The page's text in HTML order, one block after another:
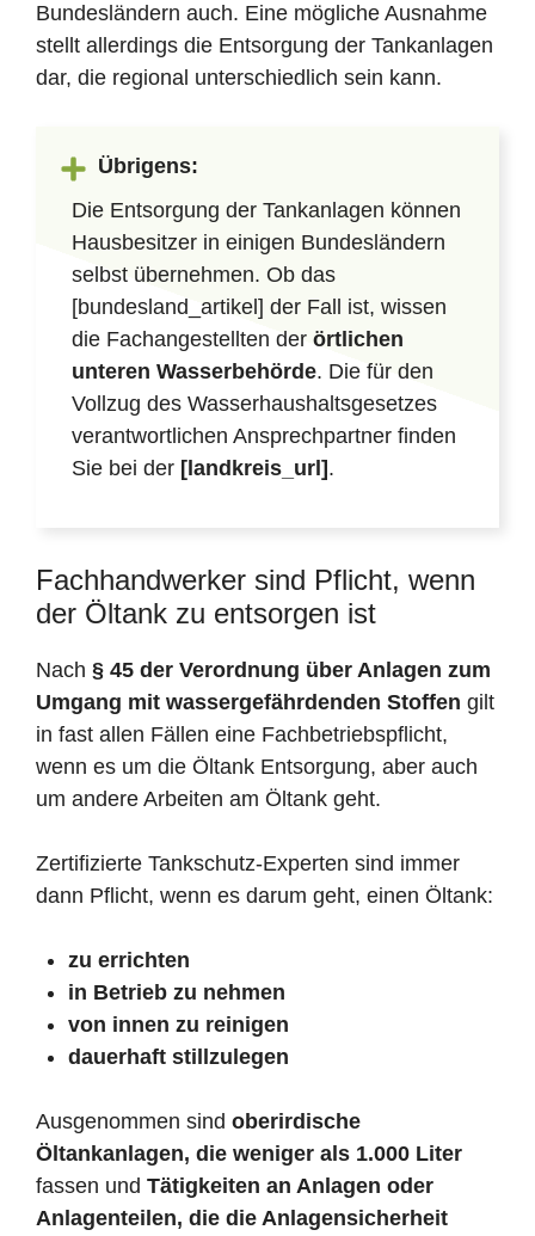
Bundesländern auch. Eine mögliche Ausnahme
stellt allerdings die Entsorgung der Tankanlagen
dar, die regional unterschiedlich sein kann.
Übrigens:
Die Entsorgung der Tankanlagen können
Hausbesitzer in einigen Bundesländern
selbst übernehmen. Ob das
[bundesland_artikel] der Fall ist, wissen
die Fachangestellten der örtlichen
unteren Wasserbehörde. Die für den
Vollzug des Wasserhaushaltsgesetzes
verantwortlichen Ansprechpartner finden
Sie bei der [landkreis_url] .
Fachhandwerker sind Pflicht, wenn
der Öltank zu entsorgen ist
Nach § 45 der Verordnung über Anlagen zum
Umgang mit wassergefährdenden Stoffen gilt
in fast allen Fällen eine Fachbetriebspflicht,
wenn es um die Öltank Entsorgung, aber auch
um andere Arbeiten am Öltank geht.
Zertifizierte Tankschutz-Experten sind immer
dann Pflicht, wenn es darum geht, einen Öltank:
zu errichten
in Betrieb zu nehmen
von innen zu reinigen
dauerhaft stillzulegen
Ausgenommen sind oberirdische
Öltankanlagen, die weniger als 1.000 Liter
fassen und Tätigkeiten an Anlagen oder
Anlagenteilen, die die Anlagensicherheit